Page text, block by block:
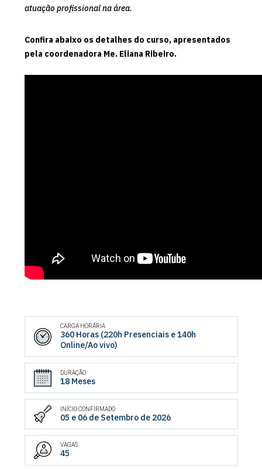
atuação profissional na área.
Confira abaixo os detalhes do curso, apresentados
pela coordenadora Me. Eliana Ribeiro.
CARGA HORÁRIA
360 Horas (220h Presenciais e 140h
Online/Ao vivo)
DURAÇÃO
18 Meses
INÍCIO CONFIRMADO
05 e 06 de Setembro de 2026
VAGAS
45